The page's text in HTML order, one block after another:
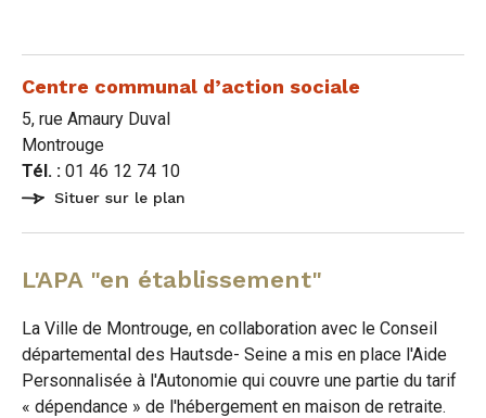
Centre communal d’action sociale
5, rue Amaury Duval
Montrouge
Tél. : 01 46 12 74 10
Situer sur le plan
L'APA "en établissement"
La Ville de Montrouge, en collaboration avec le Conseil
départemental des Hautsde- Seine a mis en place l'Aide
Personnalisée à l'Autonomie qui couvre une partie du tarif
« dépendance » de l'hébergement en maison de retraite.